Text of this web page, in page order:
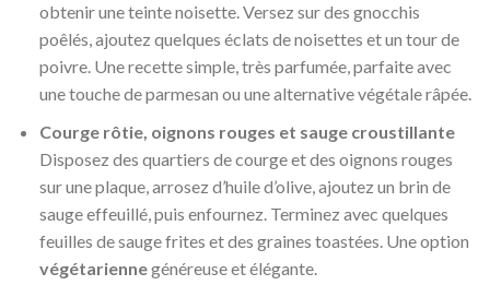
obtenir une teinte noisette. Versez sur des gnocchis
poêlés, ajoutez quelques éclats de noisettes et un tour de
poivre. Une recette simple, très parfumée, parfaite avec
une touche de parmesan ou une alternative végétale râpée.
Courge rôtie, oignons rouges et sauge croustillante
Disposez des quartiers de courge et des oignons rouges
sur une plaque, arrosez d’huile d’olive, ajoutez un brin de
sauge effeuillé, puis enfournez. Terminez avec quelques
feuilles de sauge frites et des graines toastées. Une option
végétariennegénéreuse et élégante.